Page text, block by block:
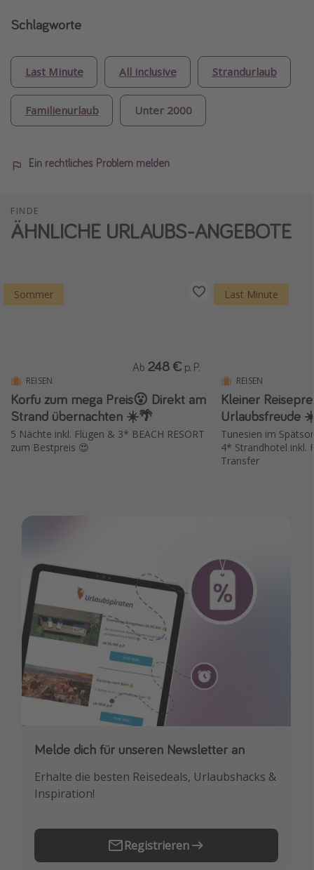
Schlagworte
Last Minute All inclusive Strandurlaub
Familienurlaub Unter 2000
Ein rechtliches Problem melden
FINDE
ÄHNLICHE URLAUBS-ANGEBOTE
Sommer
REISEN
Korfu zum mega Preis😮 Direkt am
Strand übernachten ☀️🌴
5 Nächte inkl. Flügen & 3* BEACH RESORT
zum Bestpreis 😍
Ab 248 € p. P.
Last Minute
REISEN
Kleiner
Tunesien im
4* Strandhotel inkl.
Transfer
Melde dich für unseren Newsletter an
Erhalte die besten Reisedeals, Urlaubshacks &
Inspiration!
Registrieren
Downloade unsere App
Buche die besten Reiseschnäppchen als
Erstes.